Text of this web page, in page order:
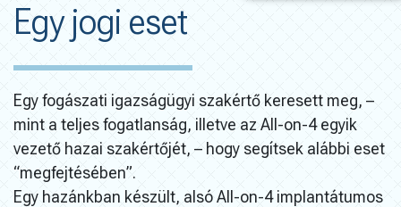
Egy jogi eset
Egy fogászati igazságügyi szakértő keresett meg, –
mint a teljes fogatlanság, illetve az All-on-4 egyik
vezető hazai szakértőjét, – hogy segítsek alábbi eset
“megfejtésében”.
Egy hazánkban készült, alsó All-on-4 implantátumos